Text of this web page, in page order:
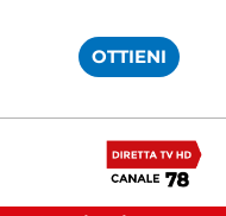
OTTIENI